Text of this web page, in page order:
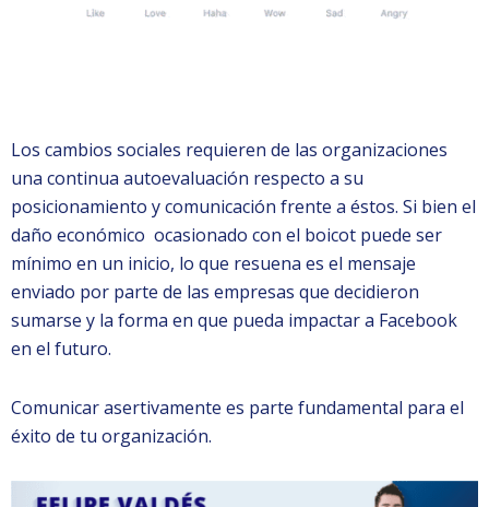
Los cambios sociales requieren de las organizaciones
una continua autoevaluación respecto a su
posicionamiento y comunicación frente a éstos. Si bien el
daño económico ocasionado con el boicot puede ser
mínimo en un inicio, lo que resuena es el mensaje
enviado por parte de las empresas que decidieron
sumarse y la forma en que pueda impactar a Facebook
en el futuro.
Comunicar asertivamente es parte fundamental para el
éxito de tu organización.